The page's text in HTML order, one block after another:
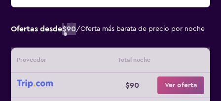
Ofertas desde$90/Oferta más barata de precio por noche
Proveedor Total noche
$90 Ver oferta